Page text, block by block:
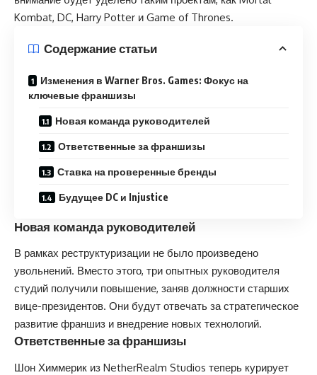
Kombat, DC, Harry Potter и Game of Thrones.
Содержание статьи
Изменения в Warner Bros. Games: Фокус на
ключевые франшизы
Новая команда руководителей
Ответственные за франшизы
Ставка на проверенные бренды
Будущее DC и Injustice
Новая команда руководителей
В рамках реструктуризации не было произведено
увольнений. Вместо этого, три опытных руководителя
студий получили повышение, заняв должности старших
вице-президентов. Они будут отвечать за стратегическое
развитие франшиз и внедрение новых технологий.
Ответственные за франшизы
Шон Химмерик из NetherRealm Studios теперь курирует